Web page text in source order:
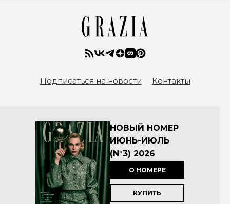
Подписаться на новости Контакты
НОВЫЙ НОМЕР
ИЮНЬ-ИЮЛЬ
(N°3) 2026
О НОМЕРЕ
КУПИТЬ